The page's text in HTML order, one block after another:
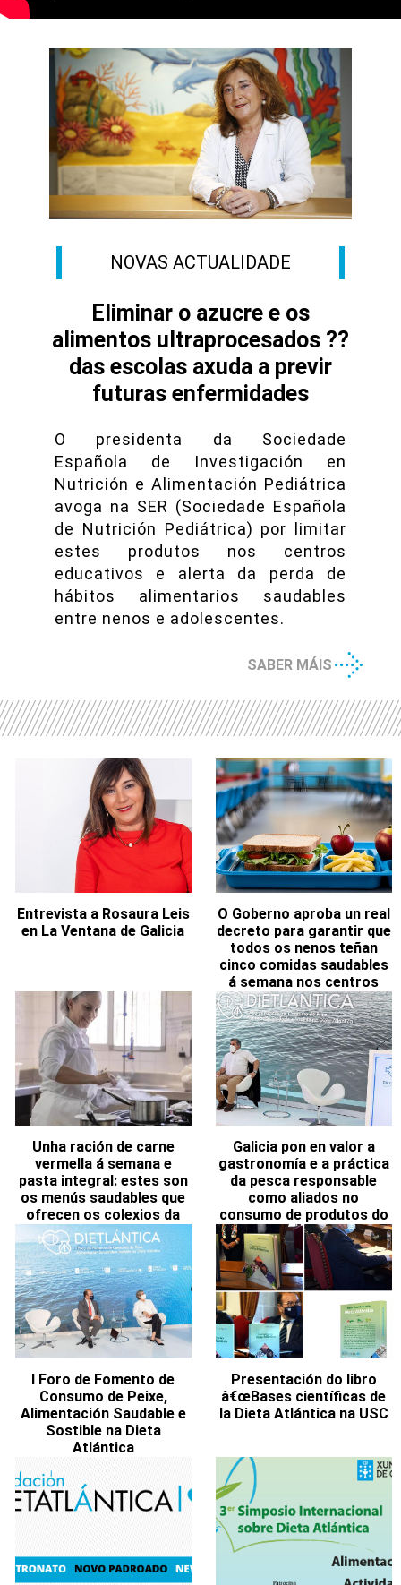
NOVAS ACTUALIDADE
Eliminar o azucre e os
alimentos ultraprocesados ??
das escolas axuda a previr
futuras enfermidades
O presidenta da Sociedade
Española de Investigación en
Nutrición e Alimentación Pediátrica
avoga na SER (Sociedade Española
de Nutrición Pediátrica) por limitar
estes produtos nos centros
educativos e alerta da perda de
hábitos alimentarios saudables
entre nenos e adolescentes.
SABER MÁIS
Entrevista a Rosaura Leis
en La Ventana de Galicia
O Goberno aproba un real
decreto para garantir que
todos os nenos teñan
cinco comidas saudables
á semana nos centros
educativos
Unha ración de carne
vermella á semana e
pasta integral: estes son
os menús saudables que
ofrecen os colexios da
Coruña a partir do 16 de
abril
Galicia pon en valor a
gastronomía e a práctica
da pesca responsable
como aliados no
consumo de produtos do
mar
I Foro de Fomento de
Consumo de Peixe,
Alimentación Saudable e
Sostible na Dieta
Atlántica
Presentación do libro
â€œBases científicas de
la Dieta Atlántica na USC